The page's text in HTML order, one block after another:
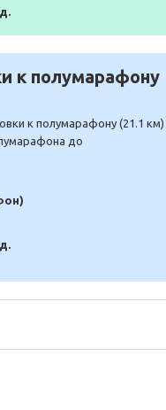
к полумарафону
к полумарафону (21.1 км)
до